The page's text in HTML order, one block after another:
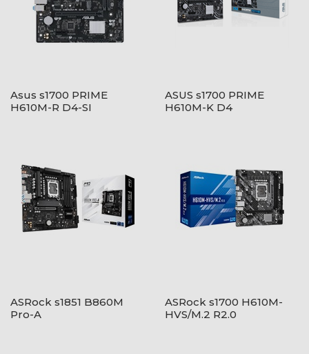
Asus s1700 PRIME
H610M-R D4-SI
ASUS s1700 PRIME
H610M-K D4
ASRock s1851 B860M
Pro-A
ASRock s1700 H610M-
HVS/M.2 R2.0